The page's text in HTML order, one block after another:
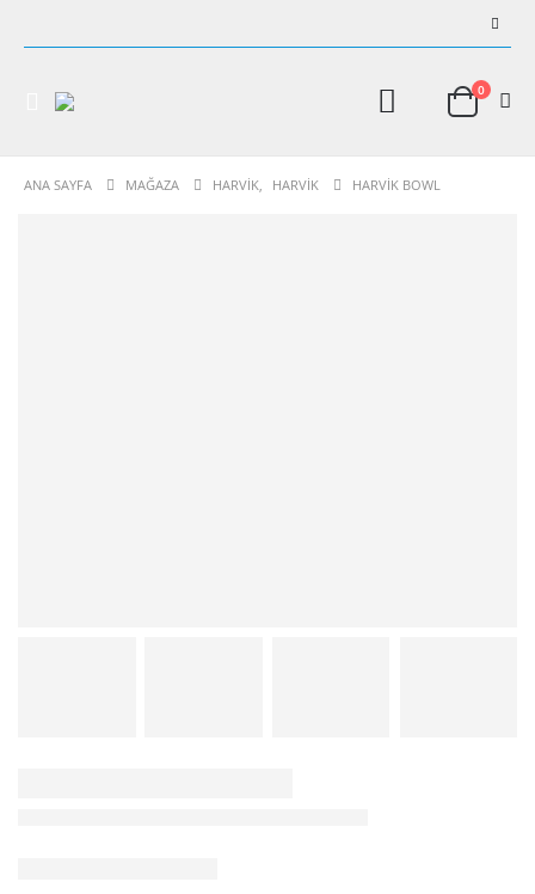
0
ANA SAYFA MAĞAZA HARVIK, HARVIK HARVİK BOWL